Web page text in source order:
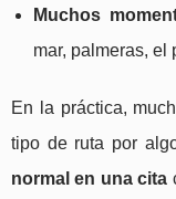
Muchos
mar, palmeras, el
En la práctica,
tipo de ruta por
normal en una cita